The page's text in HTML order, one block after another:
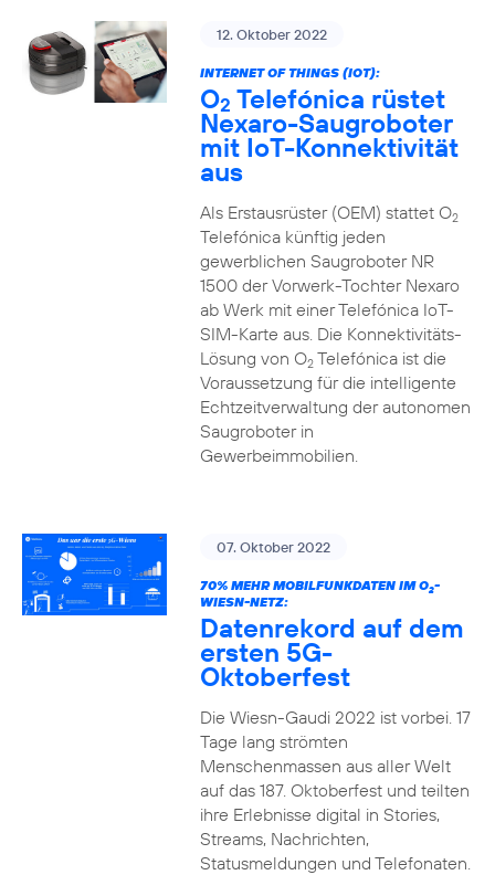
12. Oktober 2022
INTERNET OF THINGS (IOT):
O2 Telefónica rüstet
Nexaro-Saugroboter
mit IoT-Konnektivität
aus
Als Erstausrüster (OEM) stattet O2
Telefónica künftig jeden
gewerblichen Saugroboter NR
1500 der Vorwerk-Tochter Nexaro
ab Werk mit einer Telefónica IoT-
SIM-Karte aus. Die Konnektivitäts-
Lösung von O2Telefónica ist die
Voraussetzung für die intelligente
Echtzeitverwaltung der autonomen
Saugroboter in
Gewerbeimmobilien.
07. Oktober 2022
70% MEHR MOBILFUNKDATEN IM O2-
WIESN-NETZ:
Datenrekord auf dem
ersten 5G-
Oktoberfest
Die Wiesn-Gaudi 2022 ist vorbei. 17
Tage lang strömten
Menschenmassen aus aller Welt
auf das 187. Oktoberfest und teilten
ihre Erlebnisse digital in Stories,
Streams, Nachrichten,
Statusmeldungen und Telefonaten.